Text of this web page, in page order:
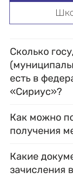
Сколько
есть в
«Сириус»?
Как можно
получения
Какие
зачисления